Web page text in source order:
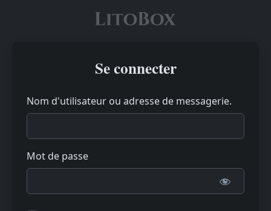
Se connecter
Nom d'utilisateur ou adresse de messagerie.
Mot de passe